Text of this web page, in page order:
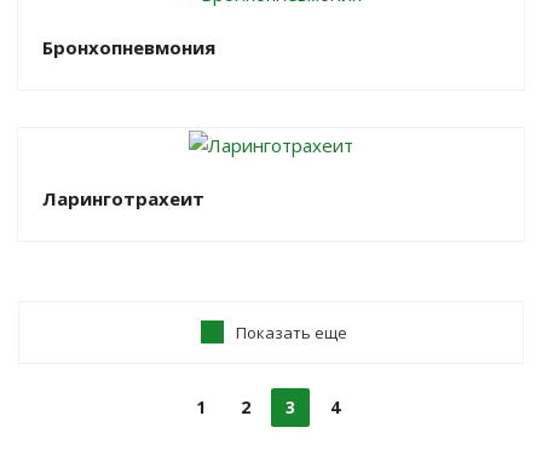
Бронхопневмония
Ларинготрахеит
Показать еще
1 2 3 4